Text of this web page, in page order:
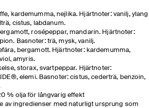
kardemumma, nejlika. Hjärtnoter: vanilj, ylang
cistus, labdanum.
rosépeppar, mandarin. Hjärtnoter:
Basnoter: trä, mysk, vanilj.
bergamott. Hjärtnoter: kardemumma,
amyris.
storax, svartpeppar. Hjärtnoter:
elemi. Basnoter: cistus, cederträ, benzoin,
% olja för långvarig effekt
av ingredienser med naturligt ursprung som